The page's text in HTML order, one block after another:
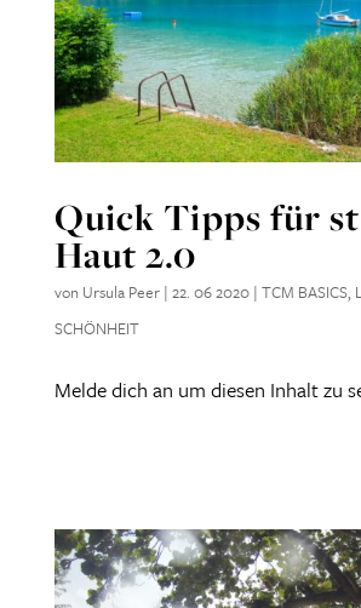
Quick Tipps für
Haut 2.0
von Ursula Peer| 22. 06 2020| TCM BASICS,
SCHÖNHEIT
Melde dich an um diesen Inhalt zu